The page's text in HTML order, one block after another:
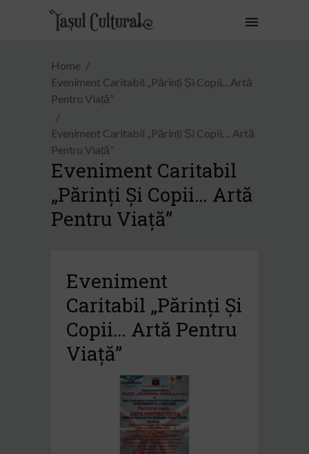
Home
Eveniment Caritabil „Părinți Și Copii... Artă
Pentru Viață”
Eveniment Caritabil „Părinți Și Copii… Artă
Pentru Viață”
Eveniment Caritabil
„Părinți Și Copii… Artă
Pentru Viață”
Eveniment
Caritabil „Părinți Și
Copii… Artă Pentru
Viață”